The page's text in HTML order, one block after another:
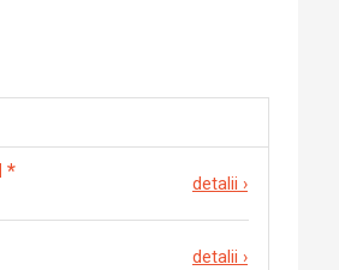
*
detalii ›
detalii ›